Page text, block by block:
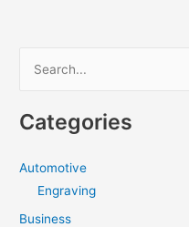
r
Categories
Automotive
Engraving
Business